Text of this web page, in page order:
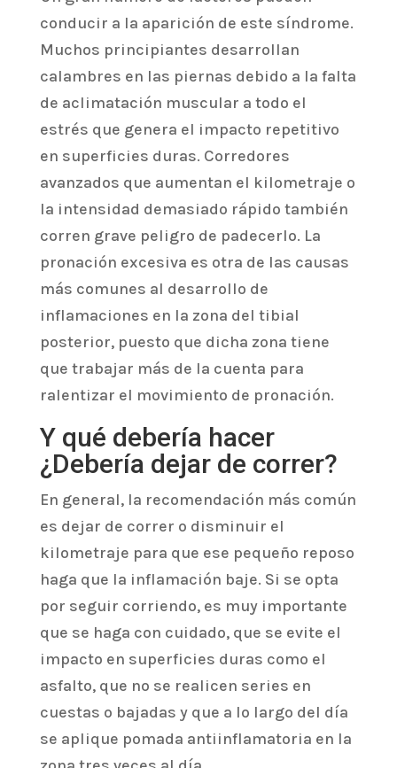
conducir a la aparición de este síndrome.
Muchos principiantes desarrollan
calambres en las piernas debido a la falta
de aclimatación muscular a todo el
estrés que genera el impacto repetitivo
en superficies duras. Corredores
avanzados que aumentan el kilometraje o
la intensidad demasiado rápido también
corren grave peligro de padecerlo. La
pronación excesiva es otra de las causas
más comunes al desarrollo de
inflamaciones en la zona del tibial
posterior, puesto que dicha zona tiene
que trabajar más de la cuenta para
ralentizar el movimiento de pronación.
Y qué debería hacer
¿Debería dejar de correr?
En general, la recomendación más común
es dejar de correr o disminuir el
kilometraje para que ese pequeño reposo
haga que la inflamación baje. Si se opta
por seguir corriendo, es muy importante
que se haga con cuidado, que se evite el
impacto en superficies duras como el
asfalto, que no se realicen series en
cuestas o bajadas y que a lo largo del día
se aplique pomada antiinflamatoria en la